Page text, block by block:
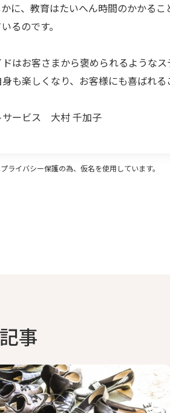
に、教育はたいへん時間のかかる
るのです。
ドはお客さまから褒められるような
も楽しくなり、お客様にも喜ばれ
サービス 大村 千加子
ライバシー保護の為、仮名を使用しています。
事